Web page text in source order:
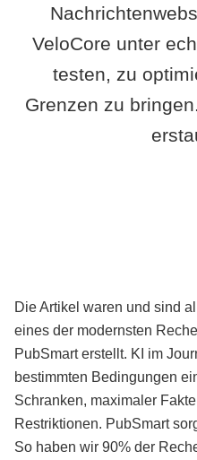
VeloCore unter
testen, zu
Grenzen zu
Die Artikel waren und sind
eines der modernsten
PubSmart erstellt. KI im
bestimmten Bedingungen
Schranken, maximaler
Restriktionen. PubSmart
So haben wir 90% der